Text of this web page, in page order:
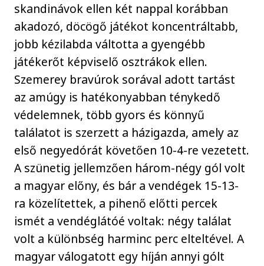
skandinávok ellen két nappal korábban
akadozó, döcögő játékot koncentráltabb,
jobb kézilabda váltotta a gyengébb
játékerőt képviselő osztrákok ellen.
Szemerey bravúrok sorával adott tartást
az amúgy is hatékonyabban ténykedő
védelemnek, több gyors és könnyű
találatot is szerzett a házigazda, amely az
első negyedórát követően 10-4-re vezetett.
A szünetig jellemzően három-négy gól volt
a magyar előny, és bár a vendégek 15-13-
ra közelítettek, a pihenő előtti percek
ismét a vendéglátóé voltak: négy találat
volt a különbség harminc perc elteltével. A
magyar válogatott egy híján annyi gólt